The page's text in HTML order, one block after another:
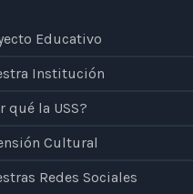
Educativo
Institución
qué la USS?
Cultural
Redes Sociales